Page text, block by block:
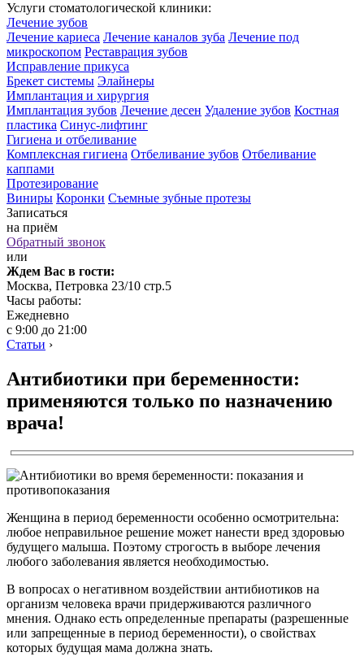
Услуги стоматологической клиники:
Лечение зубов
Лечение кариеса Лечение каналов зуба Лечение под
микроскопом Реставрация зубов
Исправление прикуса
Брекет системы Элайнеры
Имплантация и хирургия
Имплантация зубов Лечение десен Удаление зубов Костная
пластика Синус-лифтинг
Гигиена и отбеливание
Комплексная гигиена Отбеливание зубов Отбеливание
каппами
Протезирование
Виниры Коронки Съемные зубные протезы
Записаться
на приём
Обратный звонок
или
Ждем Вас в гости:
Москва, Петровка 23/10 стр.5
Часы работы:
Ежедневно
с 9:00 до 21:00
Статьи ›
Антибиотики при беременности:
применяются только по назначению
врача!
Женщина в период беременности особенно осмотрительна:
любое неправильное решение может нанести вред здоровью
будущего малыша. Поэтому строгость в выборе лечения
любого заболевания является необходимостью.
В вопросах о негативном воздействии антибиотиков на
организм человека врачи придерживаются различного
мнения. Однако есть определенные препараты (разрешенные
или запрещенные в период беременности), о свойствах
которых будущая мама должна знать.